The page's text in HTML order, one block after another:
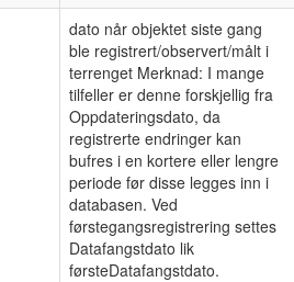
dato når objektet siste gang
ble registrert/observert/målt i
terrenget Merknad: I mange
tilfeller er denne forskjellig fra
Oppdateringsdato, da
registrerte endringer kan
bufres i en kortere eller lengre
periode før disse legges inn i
databasen. Ved
førstegangsregistrering settes
Datafangstdato lik
førsteDatafangstdato.